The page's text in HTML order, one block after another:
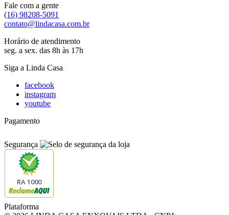
Fale com a gente
(16) 98208-5091
contato@lindacasa.com.br
Horário de atendimento
seg. a sex. das 8h às 17h
Siga a Linda Casa
facebook
instagram
youtube
Pagamento
Segurança
RA 1000
Plataforma